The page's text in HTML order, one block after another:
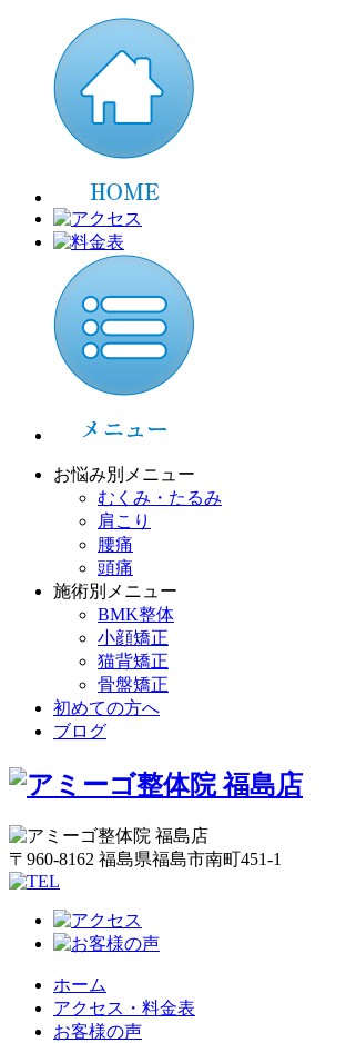
お悩み別メニュー
むくみ・たるみ
肩こり
腰痛
頭痛
施術別メニュー
BMK整体
小顔矯正
猫背矯正
骨盤矯正
初めての方へ
ブログ
〒960-8162 福島県福島市南町451-1
ホーム
アクセス・料金表
お客様の声